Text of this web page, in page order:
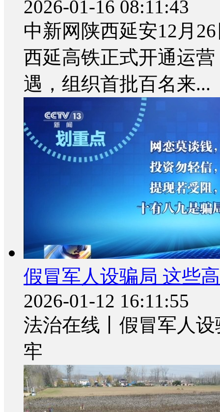
2026-01-16 08:11:43
中新网陕西延安12月
西延高铁正式开通运
遇，组织首批百名来...
假冒军人设骗局 这些
2026-01-12 16:11:55
法治在线丨假冒军人
牢